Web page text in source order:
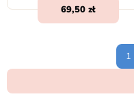
69,50
1